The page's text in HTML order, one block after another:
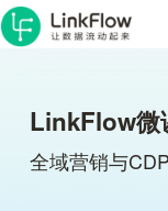
LinkFlow微
全域营销与